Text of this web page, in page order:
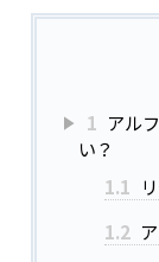
1 アル
い？
1.1
1.2